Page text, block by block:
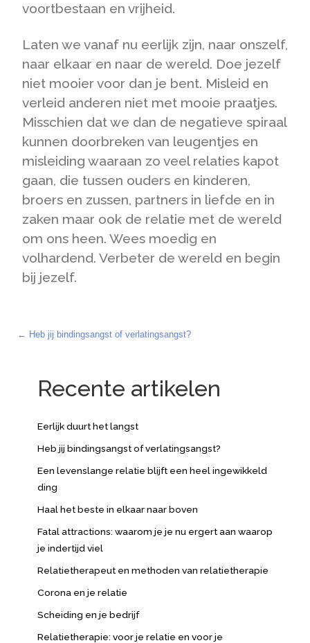
voortbestaan en vrijheid.
Laten we vanaf nu eerlijk zijn, naar onszelf,
naar elkaar en naar de wereld. Doe jezelf
niet mooier voor dan je bent. Misleid en
verleid anderen niet met mooie praatjes.
Misschien dat we dan de negatieve spiraal
kunnen doorbreken van leugentjes en
misleiding waaraan zo veel relaties kapot
gaan, die tussen ouders en kinderen,
broers en zussen, partners in liefde en in
zaken maar ook de relatie met de wereld
om ons heen. Wees moedig en
volhardend. Verbeter de wereld en begin
bij jezelf.
Posts
← Heb jij bindingsangst of verlatingsangst?
Recente artikelen
Eerlijk duurt het langst
Heb jij bindingsangst of verlatingsangst?
Een levenslange relatie blijft een heel ingewikkeld
ding
Haal het beste in elkaar naar boven
Fatal attractions: waarom je je nu ergert aan waarop
je indertijd viel
Relatietherapeut en methoden van relatietherapie
Corona en je relatie
Scheiding en je bedrijf
Relatietherapie: voor je relatie en voor je